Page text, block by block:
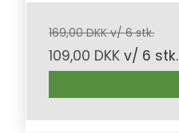
169,00 DKK v/ 6 stk.
109,00 DKK v/ 6 stk.